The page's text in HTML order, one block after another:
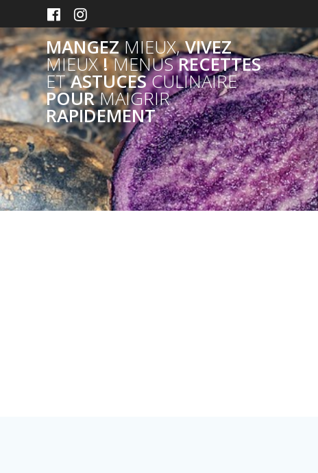
to
content MANGEZMIEUX,VIVEZ
MIEUX!MENUSRECETTES
ETASTUCESCULINAIRE
POURMAIGRIR
RAPIDEMENT